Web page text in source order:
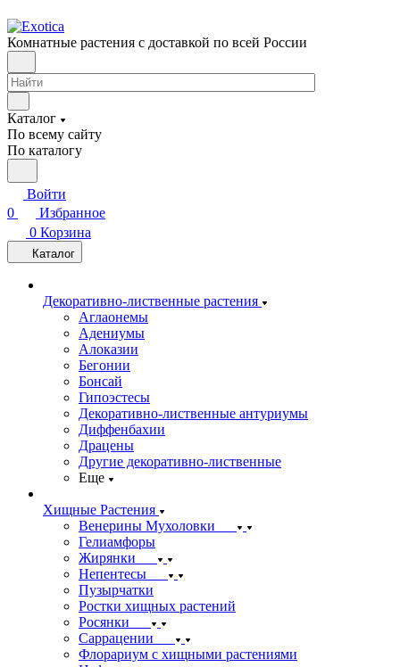
Комнатные растения с доставкой по всей России
Каталог
По всему сайту
По каталогу
Войти
0
Избранное
0 Корзина
Каталог
Декоративно-лиственные растения
Аглаонемы
Адениумы
Алоказии
Бегонии
Бонсай
Гипоэстесы
Декоративно-лиственные антуриумы
Диффенбахии
Драцены
Другие декоративно-лиственные
Еще
Хищные Растения
Венерины Мухоловки
Гелиамфоры
Жирянки
Непентесы
Пузырчатки
Ростки хищных растений
Росянки
Саррацении
Флорариум с хищными растениями